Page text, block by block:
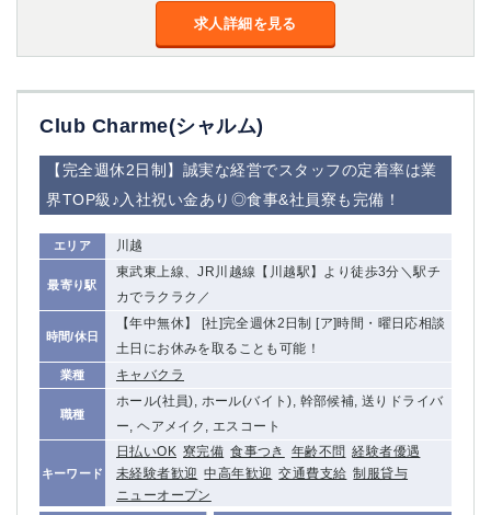
求人詳細を見る
Club Charme(シャルム)
【完全週休2日制】誠実な経営でスタッフの定着率は業
界TOP級♪入社祝い金あり◎食事&社員寮も完備！
エリア 川越
最寄り駅
東武東上線、JR川越線【川越駅】より徒歩3分＼駅チ
カでラクラク／
時間/休日
【年中無休】 [社]完全週休2日制 [ア]時間・曜日応相談
土日にお休みを取ることも可能！
業種 キャバクラ
職種
ホール(社員), ホール(バイト), 幹部候補, 送りドライバ
ー, ヘアメイク, エスコート
キーワード
日払いOK 寮完備 食事つき 年齢不問 経験者優遇
未経験者歓迎 中高年歓迎 交通費支給 制服貸与
ニューオープン
西船橋
佐倉
柏（西口）
木更津
茂原
松戸
八千代台
本八幡
東金
栃木県
小山
東武宇都宮（宇都宮西口）
土浦 ひたち野うしく